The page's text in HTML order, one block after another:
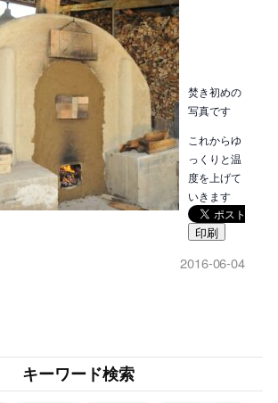
焚き初めの
写真です
これからゆ
っくりと温
度を上げて
いきます
印刷
2016-06-04
キーワード検索